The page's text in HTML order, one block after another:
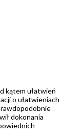
kątem ułatwień
o ułatwieniach
dokonania